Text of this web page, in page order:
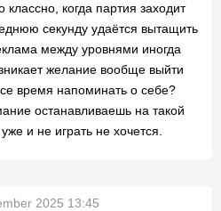
когда партия заходит
секунду удаётся вытащить
между уровнями иногда
желание вообще выйти
время напоминать о себе?
останавливаешь на такой
и не играть не хочется.
2025 13:45